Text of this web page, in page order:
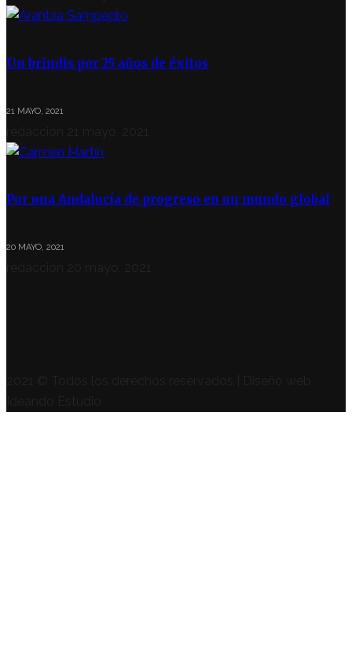
Un brindis por 25 años de éxitos
21 MAYO, 2021
Por una Andalucía de progreso en un mundo global
20 MAYO, 2021